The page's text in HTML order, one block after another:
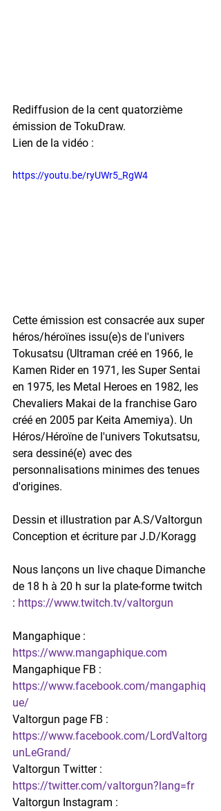
Rediffusion de la cent quatorzième
émission de TokuDraw.
Lien de la vidéo :
https://youtu.be/ryUWr5_RgW4
Cette émission est consacrée aux super
héros/héroïnes issu(e)s de l'univers
Tokusatsu (Ultraman créé en 1966, le
Kamen Rider en 1971, les Super Sentai
en 1975, les Metal Heroes en 1982, les
Chevaliers Makai de la franchise Garo
créé en 2005 par Keita Amemiya). Un
Héros/Héroïne de l'univers Tokutsatsu,
sera dessiné(e) avec des
personnalisations minimes des tenues
d'origines.
Dessin et illustration par A.S/Valtorgun
Conception et écriture par J.D/Koragg
Nous lançons un live chaque Dimanche
de 18 h à 20 h sur la plate-forme twitch
: https://www.twitch.tv/valtorgun
Mangaphique :
https://www.mangaphique.com
Mangaphique FB :
https://www.facebook.com/mangaphiq
ue/
Valtorgun page FB :
https://www.facebook.com/LordValtorg
unLeGrand/
Valtorgun Twitter :
https://twitter.com/valtorgun?lang=fr
Valtorgun Instagram :